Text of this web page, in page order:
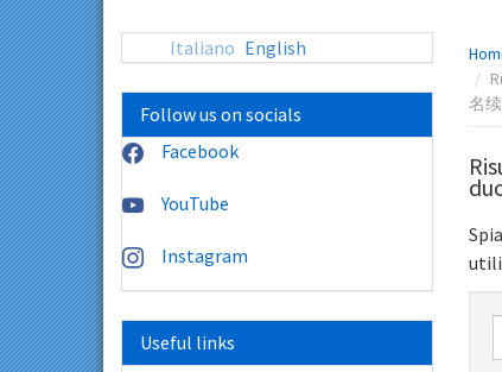
名
Italiano English
Follow us on socials
Facebook
YouTube
Instagram
Useful links